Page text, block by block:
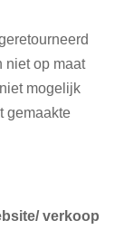
niet op maat
mogelijk
gemaakte
verkoop